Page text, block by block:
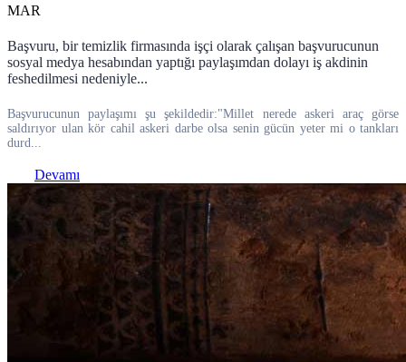
MAR
Başvuru, bir temizlik firmasında işçi olarak çalışan başvurucunun
sosyal medya hesabından yaptığı paylaşımdan dolayı iş akdinin
feshedilmesi nedeniyle...
Başvurucunun paylaşımı şu şekildedir:"Millet nerede askeri araç görse
saldırıyor ulan kör cahil askeri darbe olsa senin gücün yeter mi o tankları
durd...
Devamı